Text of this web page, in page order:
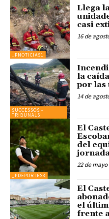
_PNOTICIAS1
Llega
casi
16 de
SUCCESSOS -
TRIBUNALS
la
por las
14 de
_PDEPORTES3
El
del
22 de mayo
El
el
frente